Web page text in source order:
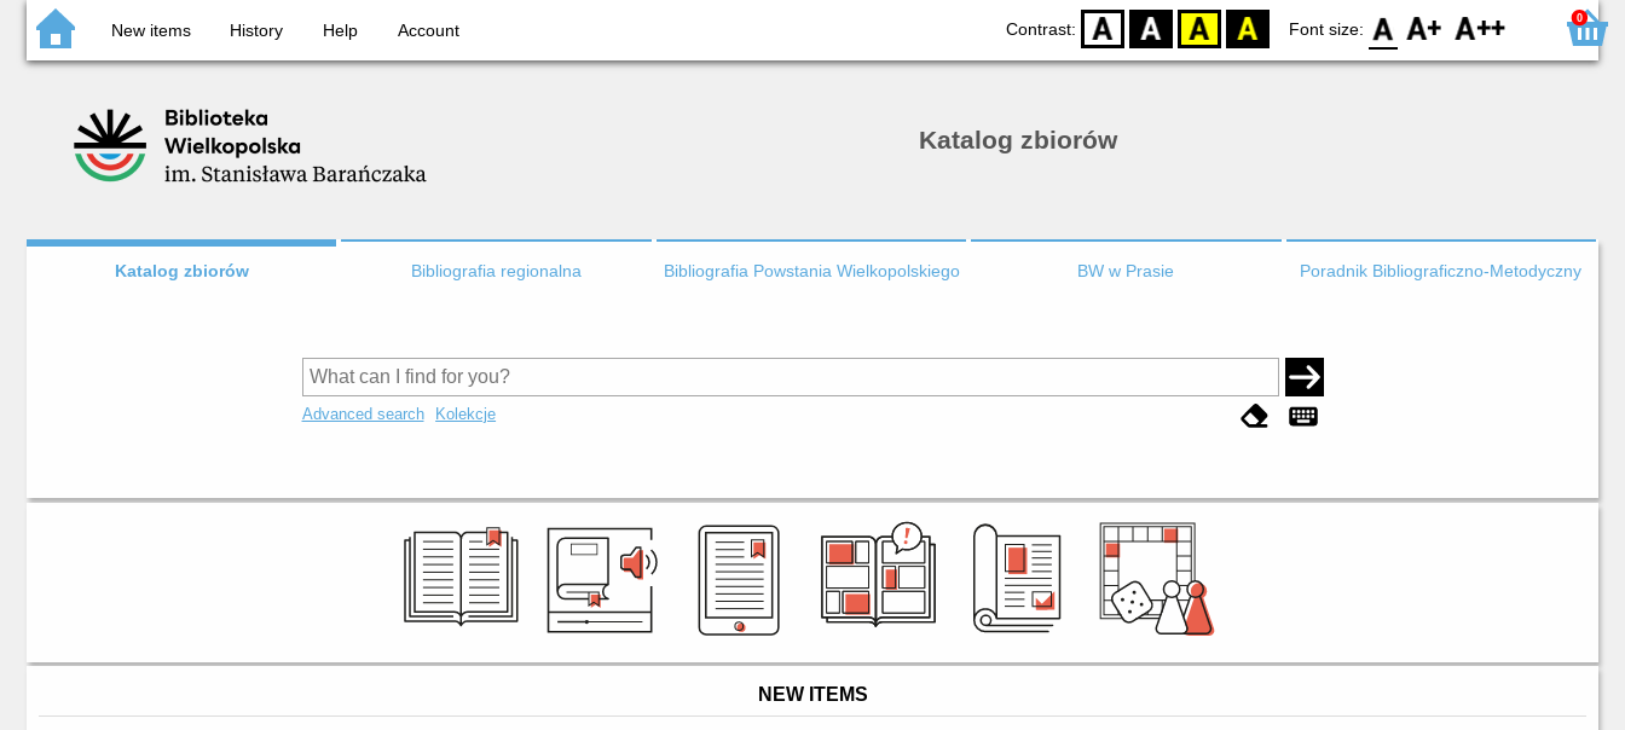
New items History Help Account Contrast: D BW YB BY Font size: F0 F1 F2 0
Katalog zbiorów
Katalog zbiorów Bibliografia regionalna Bibliografia Powstania Wielkopolskiego BW w Prasie Poradnik Bibliograficzno-Metodyczny
Advanced search Kolekcje
NEW ITEMS